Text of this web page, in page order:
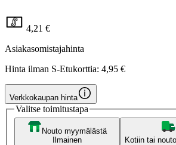
4,21 €
Asiakasomistajahinta
Hinta ilman S-Etukorttia: 4,95 €
Verkkokaupan hinta
Valitse toimitustapa
Nouto myymälästä
Ilmainen
Kotiin tai